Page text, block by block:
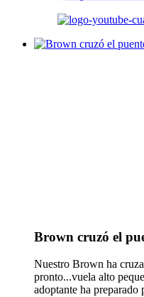
Brown cruzó el
Nuestro Brown ha
pronto...vuela alto
adoptante ha preparado